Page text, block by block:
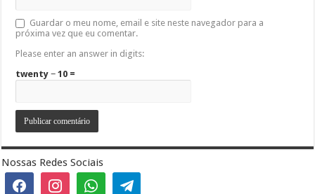
Guardar o meu nome, email e site neste navegador para a
próxima vez que eu comentar.
Please enter an answer in digits:
twenty − 10 =
Nossas Redes Sociais